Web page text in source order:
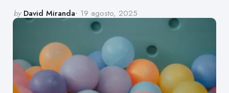
Posted
by
by David Miranda 19 agosto, 2025